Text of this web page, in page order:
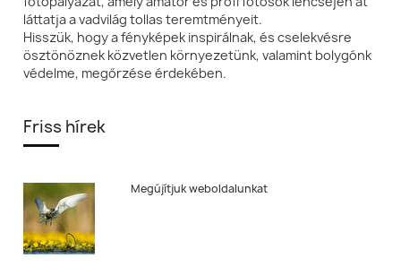
láttatja a vadvilág tollas teremtményeit.
Hisszük, hogy a fényképek inspirálnak, és cselekvésre
ösztönöznek közvetlen környezetünk, valamint bolygónk
védelme, megőrzése érdekében.
Friss hírek
Megújítjuk weboldalunkat